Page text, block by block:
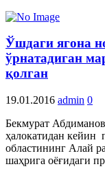
Ўшдаги ягона
ўрнатадиган
қолган
19.01.2016 admin 0
Бекмурат
ҳалокатидан кейин
областининг Алай
шаҳрига оёғидаги